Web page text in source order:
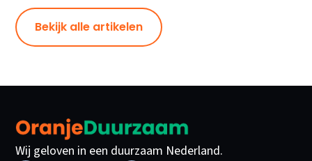
Bekijk alle artikelen
Wij geloven in een duurzaam Nederland.